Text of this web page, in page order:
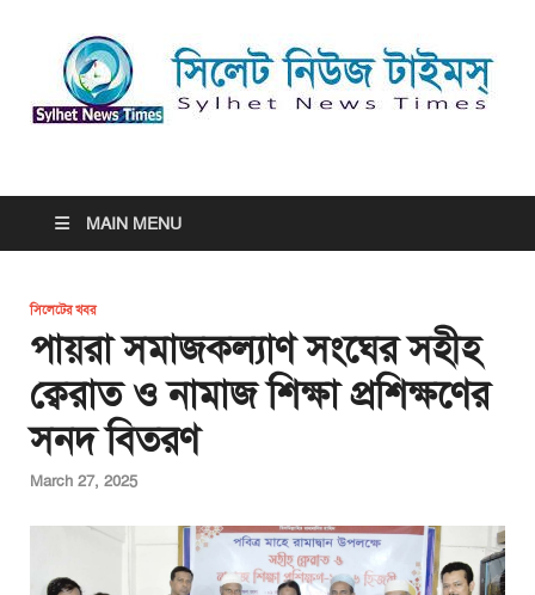
সিলেট নিউজ টাইমস্ | Sylhet
News Times
MAIN MENU
সিলেটের খবর
পায়রা সমাজকল্যাণ সংঘের সহীহ
ক্বেরাত ও নামাজ শিক্ষা প্রশিক্ষণের
সনদ বিতরণ
March 27, 2025